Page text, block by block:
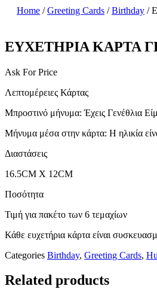
Home /Greeting Cards /Birthday /
ΕΥΧΕΤΗΡΙΑ ΚΑΡΤΑ
Ask For Price
Λεπτομέρειες Κάρτας
Μπροστινό μήνυμα: Έχεις Γενέθλια
Μήνυμα μέσα στην κάρτα: Η ηλικία
Διαστάσεις
16.5CM X 12CM
Ποσότητα
Τιμή για πακέτο των 6 τεμαχίων
Κάθε ευχετήρια κάρτα είναι
Categories Birthday, Greeting Cards,
Related products